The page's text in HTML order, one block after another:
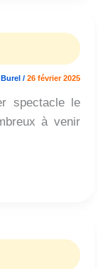
/ 26 février 2025
spectacle le
à venir